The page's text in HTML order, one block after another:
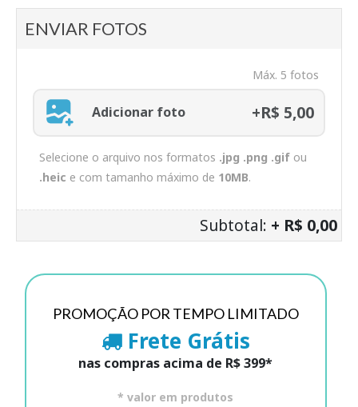
ENVIAR FOTOS
Máx. 5 fotos
Adicionar foto +R$ 5,00
Selecione o arquivo nos formatos .jpg .png .gif ou
.heic e com tamanho máximo de 10MB.
Subtotal: + R$ 0,00
PROMOÇÃO POR TEMPO LIMITADO
Frete Grátis
nas compras acima de R$ 399*
* valor em produtos